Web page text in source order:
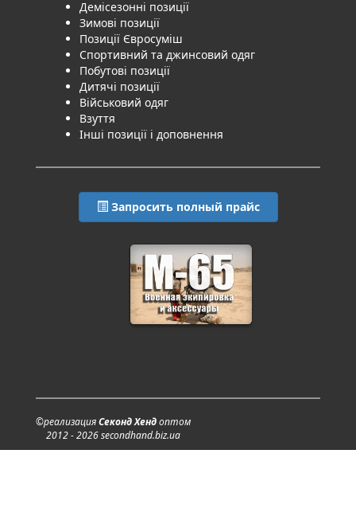
Демісезонні позиції
Зимові позиції
Позиції Євросуміш
Спортивний та джинсовий одяг
Побутові позиції
Дитячі позиції
Військовий одяг
Взуття
Інші позиції і доповнення
Запросить полный прайс
©реализацияСеконд Хендоптом
2012 - 2026 secondhand.biz.ua